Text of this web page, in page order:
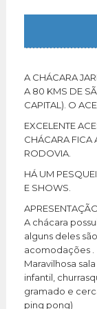
A CHÁCARA
A 80 KMS DE
CAPITAL). O
EXCELENTE
CHÁCARA FICA
RODOVIA.
HÁ UM
E SHOWS.
A chácara
alguns deles
acomodações .
Maravilhosa
infantil,
gramado e
ping pong)